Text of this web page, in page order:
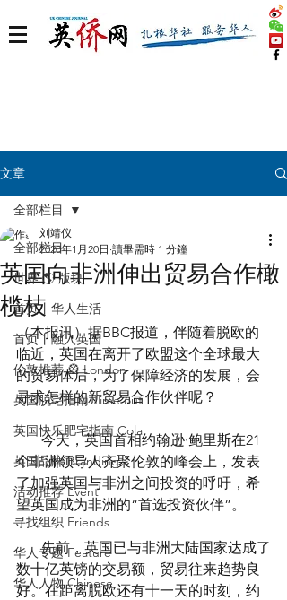
文章
全部栏目
世界 🌎 版块
首页丨华人生活
首页丨融入英国
伦敦推荐 🎡 London
英国脱宅指南 Time out
英国快乐肥宅指南 Cola
英国品牌 Branding
活动推荐 Event
寻找组织 Friends
华人专题 Feature
华人人物 Chinese
全部栏目
英国向非洲伸出贸易合作橄
榄枝
刘靖仪
2020年1月20日 讀畢需時 1 分鐘
（本报讯）据BBC报道，伴随着脱欧的
临近，英国在离开了欧盟这个全球最大
的贸易体后，为了保障经济的发展，会
寻求怎样的新贸易合作伙伴呢？
       今天，英国首相约翰逊·鲍里斯在21
个非洲领导人齐聚伦敦的峰会上，发表
了加强英国与非洲之间投资的呼吁，希
望英国成为非洲的“首选投资伙伴”。
       先前，英国已与非洲大陆国家达成了
数十亿英镑的交易额，贸易往来趋势良
好。在距离脱欧还有十一天的时刻，约